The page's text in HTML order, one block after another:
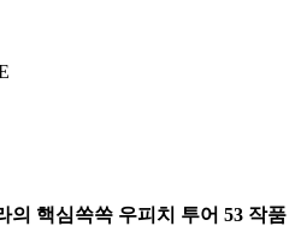
의 핵심쏙쏙 우피치 투어 53 작품